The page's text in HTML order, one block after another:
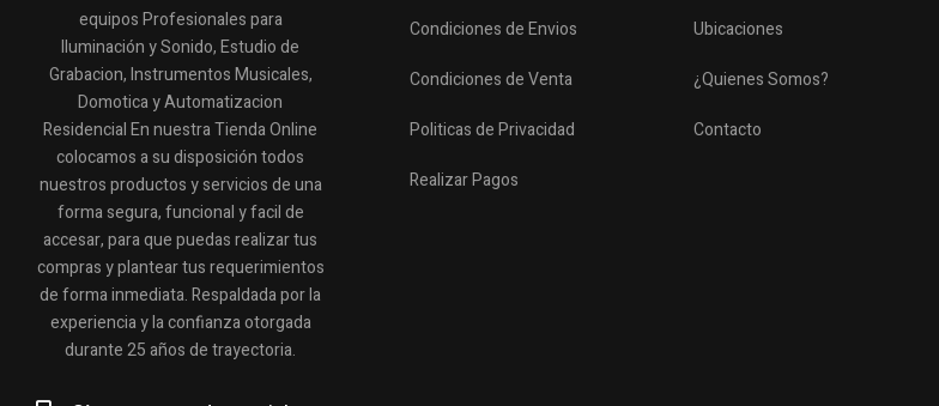
equipos Profesionales para
Iluminación y Sonido, Estudio de
Grabacion, Instrumentos Musicales,
Domotica y Automatizacion
Residencial En nuestra Tienda Online
colocamos a su disposición todos
nuestros productos y servicios de una
forma segura, funcional y facil de
accesar, para que puedas realizar tus
compras y plantear tus requerimientos
de forma inmediata. Respaldada por la
experiencia y la confianza otorgada
durante 25 años de trayectoria.
Condiciones de Envios
Condiciones de Venta
Politicas de Privacidad
Realizar Pagos
Ubicaciones
¿Quienes Somos?
Contacto